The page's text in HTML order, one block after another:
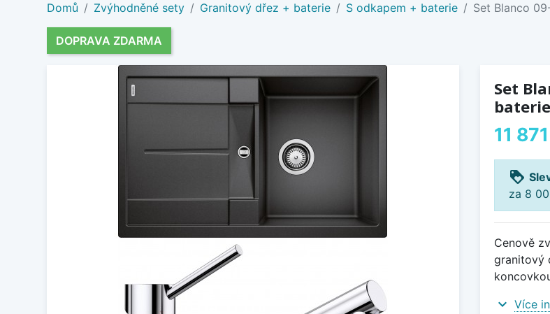
Domů Zvýhodněné sety Granitový dřez + baterie S odkapem + baterie Set Blanco
DOPRAVA ZDARMA
Set
11
loyalty
za 8
Cenově
granitový
expand_more Více